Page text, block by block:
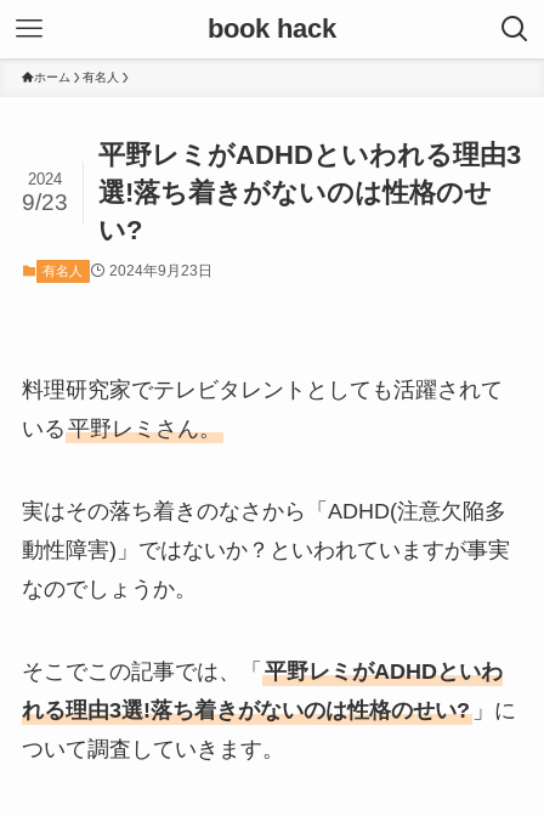
book hack
ホーム 有名人
平野レミがADHDといわれる理由3
選!落ち着きがないのは性格のせ
い?
2024
9/23
有名人 2024年9月23日
料理研究家でテレビタレントとしても活躍されて
いる平野レミさん。
実はその落ち着きのなさから「ADHD(注意欠陥多
動性障害)」ではないか？といわれていますが事実
なのでしょうか。
そこでこの記事では、「 平野レミがADHDといわ
れる理由3選!落ち着きがないのは性格のせい?」に
ついて調査していきます。